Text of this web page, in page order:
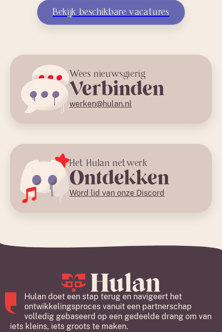
Bekijk beschikbare vacatures
Wees nieuwsgierig
Verbinden
werken@hulan.nl
Het Hulan netwerk
Ontdekken
Word lid van onze Discord
Hulan doet een stap terug en navigeert het
ontwikkelingsproces vanuit een partnerschap
volledig gebaseerd op een gedeelde drang om van
iets kleins, iets groots te maken.